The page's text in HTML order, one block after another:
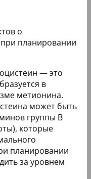
о
планировании
— это
в
метионина.
может быть
группы B
которые
планировании
за уровнем